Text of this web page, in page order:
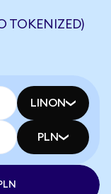
TOKENIZED)
LINON
PLN